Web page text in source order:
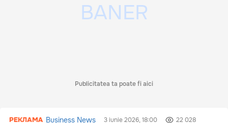
Publicitatea ta poate fi aici
Business News 3 iunie 2026, 18:00 22 028